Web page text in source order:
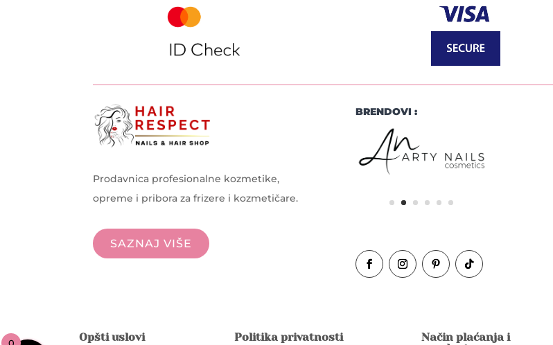
Prodavnica profesionalne kozmetike,
opreme i pribora za frizere i kozmetičare.
SAZNAJ VIŠE
BRENDOVI :
Opšti uslovi Politika privatnosti
Način plaćanja i